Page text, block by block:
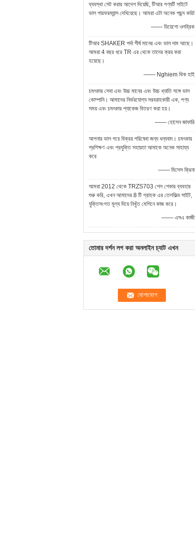
ব্যবস্থা সেট করার আদেশ দিয়েছি, টিআর পণ্যটি সাইটে
ভাল পারফরম্যান্স দেখিয়েছে। আমরা এটা অনেক পছন্দ করি!
—— ডিয়েগো ওলব্রিক
টিআর SHAKER পর্দা শীর্ষ মানের এবং ভাল দাম আছে।
আমরা 4 বছর ধরে TR এর থেকে তাদের ক্রয় করা
হয়েছে।
—— Nghiem থিক হাই
চমৎকার সেবা এবং উচ্চ মানের এবং উচ্চ খ্যাতি সঙ্গে ভাল
কোম্পানি। আমাদের নির্ভরযোগ্য সরবরাহকারী এক, পণ্য
সময় এবং চমৎকার প্যাকেজ বিতরণ করা হয়।
—— হোসেন জাফারি
আপনার ভাল পরে বিক্রয় পরিষেবা জন্য ধন্যবাদ। চমৎকার
প্রশিক্ষণ এবং প্রযুক্তি সহায়তা আমাকে অনেক সাহায্য
করে
—— মিসেস ক্রিনা
আমরা 2012 থেকে TRZS703 শেল শেকার ব্যবহার
শুরু করি, এখন আমাদের 8 টি গ্রাহক এর তেলফিল্ড সাইট,
যুক্তিসংগত মূল্য দিয়ে নিখুঁত মেশিনে কাজ করে।
—— এসএ কাজী
তোমার দর্শন লগ করা অনলাইন চ্যাট এখন